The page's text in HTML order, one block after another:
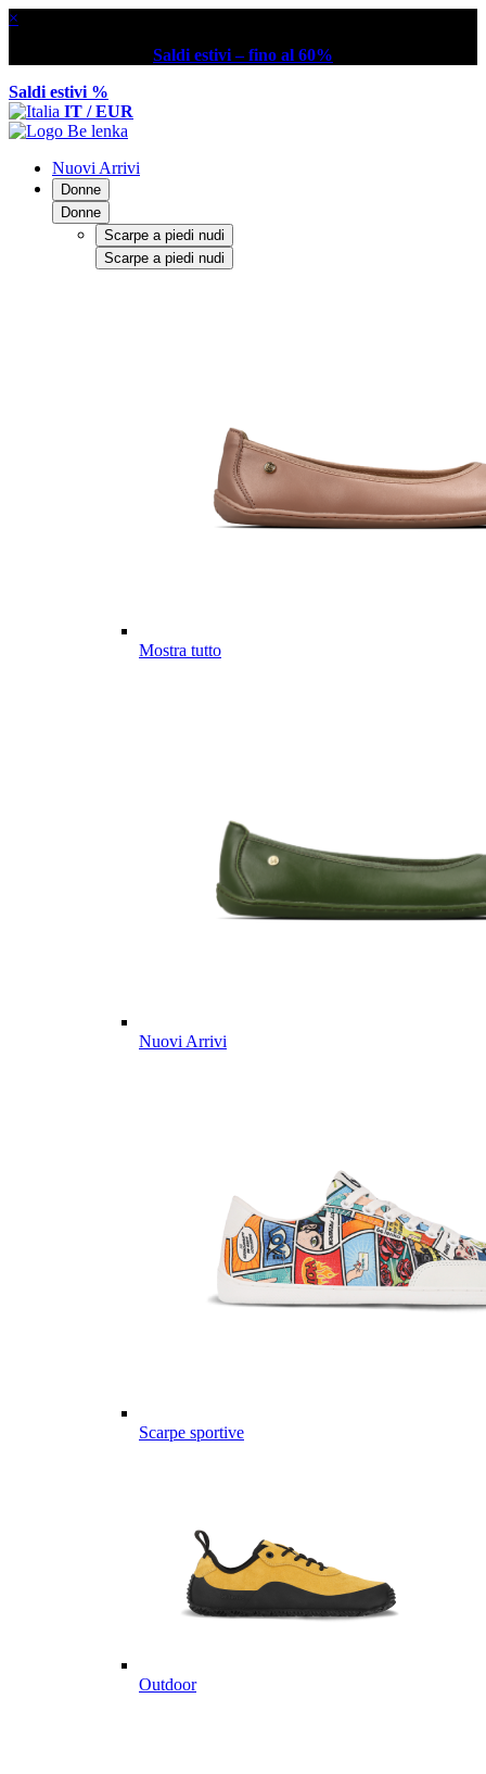
×
Saldi estivi – fino al 60%
Saldi estivi %
IT / EUR
Nuovi Arrivi
Donne
Donne
Scarpe a piedi nudi
Scarpe a piedi nudi
Mostra tutto
Nuovi Arrivi
Scarpe sportive
Outdoor